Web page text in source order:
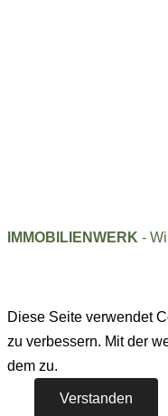
IMMOBILIENWERK -
Diese Seite verwendet
zu verbessern. Mit der
dem zu.
Verstanden